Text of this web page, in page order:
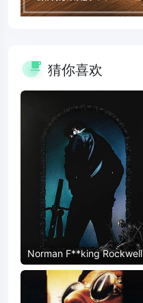
猜你喜欢
Norman F**king Rockwell